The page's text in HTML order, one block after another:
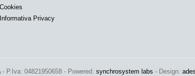
Cookies
Informativa Privacy
- P.Iva: 04821950658 - Powered: synchrosystem labs - Design: